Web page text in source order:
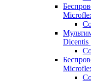
Dicentis